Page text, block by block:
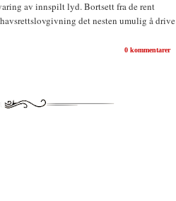
av innspilt lyd. Bortsett fra de rent
det nesten umulig å drive
0 kommentarer